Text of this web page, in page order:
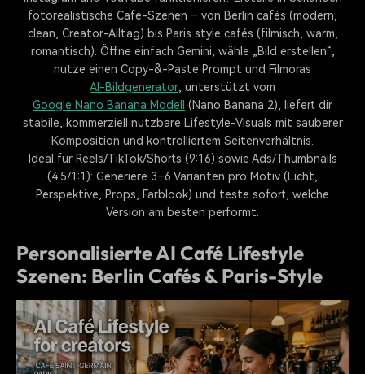
fotorealistische Café-Szenen – von Berlin cafés (modern,
clean, Creator-Alltag) bis Paris style cafés (filmisch, warm,
romantisch). Öffne einfach Gemini, wähle „Bild erstellen“,
nutze einen Copy-&-Paste Prompt und Filmoras
AI-Bildgenerator , unterstützt vom
Google Nano Banana Modell
(Nano Banana 2), liefert dir
stabile, kommerziell nutzbare Lifestyle-Visuals mit sauberer
Komposition und kontrolliertem Seitenverhältnis.
Ideal für Reels/TikTok/Shorts (9:16) sowie Ads/Thumbnails
(4:5/1:1): Generiere 3–6 Varianten pro Motiv (Licht,
Perspektive, Props, Farblook) und teste sofort, welche
Version am besten performt.
Personalisierte AI Café Lifestyle
Szenen: Berlin Cafés & Paris-Style